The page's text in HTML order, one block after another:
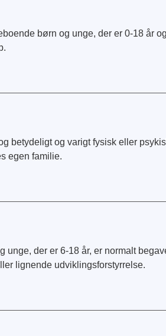
børn og unge, der er 0-18 år
betydeligt og varigt fysisk eller
egen familie.
unge, der er 6-18 år, er normalt
lignende udviklingsforstyrrelse.